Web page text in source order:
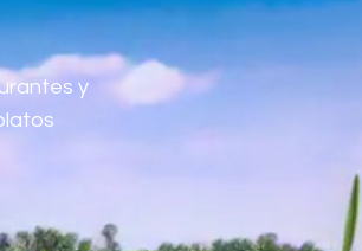
y